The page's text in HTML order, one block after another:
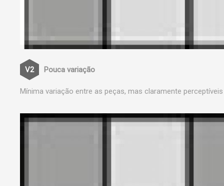
Pouca variação
Mínima variação entre as peças, mas claramente